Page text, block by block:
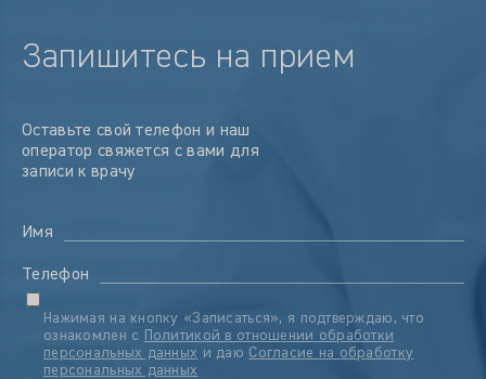
Запишитесь на прием
Оставьте свой телефон и наш
оператор свяжется с вами для
записи к врачу
Имя
Телефон
Нажимая на кнопку «Записаться», я подтверждаю, что
ознакомлен с Политикой в отношении обработки
персональных данных и даю Согласие на обработку
персональных данных